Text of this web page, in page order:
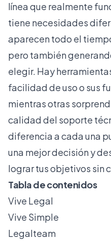
línea que realmente
tiene necesidades
aparecen todo el
pero también
elegir. Hay
facilidad de uso o sus
mientras otras
calidad del soporte
diferencia a cada una
una mejor decisión y
lograr tus objetivos sin
Tabla de contenidos
Vive Legal
Vive Simple
Legalteam